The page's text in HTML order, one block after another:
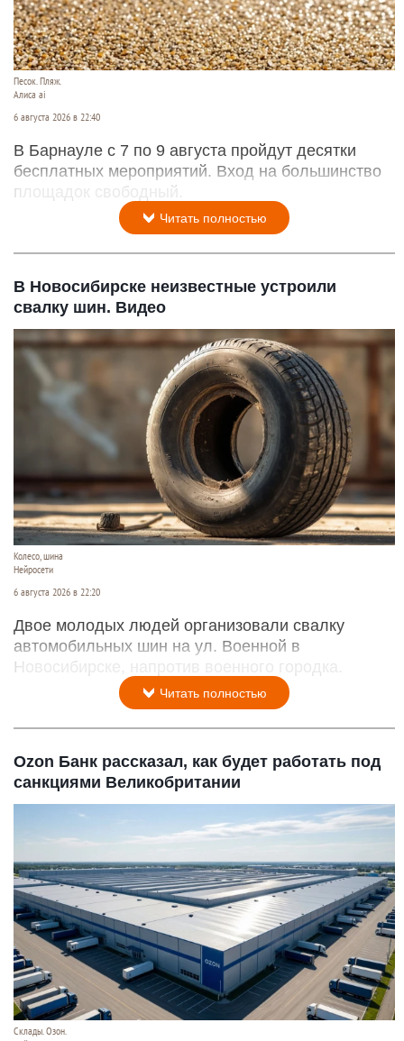
Песок. Пляж.
Алиса ai
6 августа 2026 в 22:40
В Барнауле с 7 по 9 августа пройдут десятки
бесплатных мероприятий. Вход на большинство
площадок свободный.
Читать полностью
В Новосибирске неизвестные устроили
свалку шин. Видео
Колесо, шина
Нейросети
6 августа 2026 в 22:20
Двое молодых людей организовали свалку
автомобильных шин на ул. Военной в
Новосибирске, напротив военного городка.
Читать полностью
Ozon Банк рассказал, как будет работать под
санкциями Великобритании
Склады. Озон.